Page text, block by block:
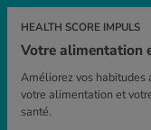
HEALTH SCORE IMPULS
Votre alimentation
Améliorez vos habitudes
votre alimentation et
santé.